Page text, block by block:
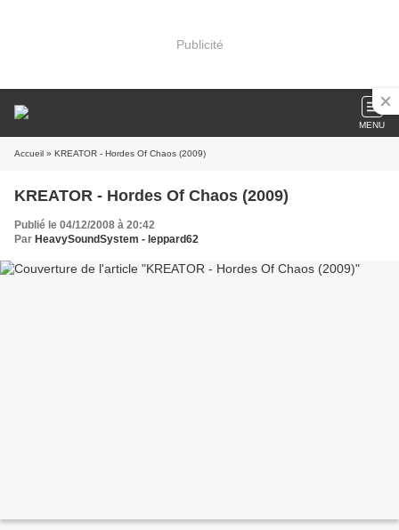
Publicité
MENU
Accueil » KREATOR - Hordes Of Chaos (2009)
KREATOR - Hordes Of Chaos (2009)
Publié le 04/12/2008 à 20:42
Par HeavySoundSystem - leppard62